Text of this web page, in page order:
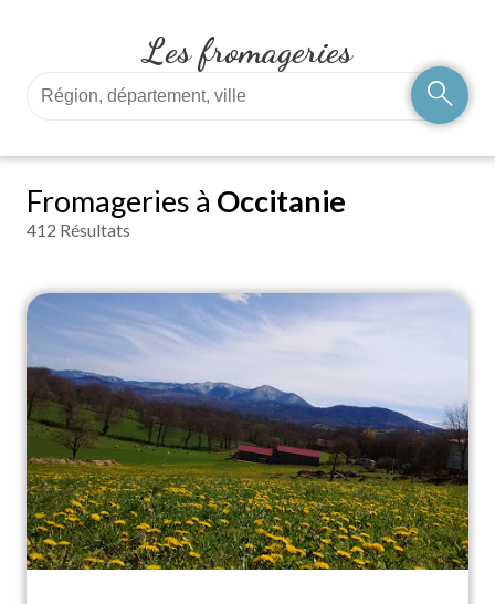
Les fromageries
search
Fromageries à Occitanie
412 Résultats